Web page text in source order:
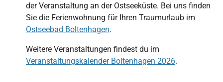
der Veranstaltung an der Ostseeküste. Bei uns finden
Sie die Ferienwohnung für Ihren Traumurlaub im
Ostseebad Boltenhagen.
Weitere Veranstaltungen findest du im
Veranstaltungskalender Boltenhagen 2026.